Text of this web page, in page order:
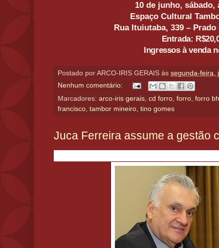
10 de junho, sábado,
Espaço Cultural
Rua Ituiutaba, 339 –
Entrada:
Ingressos à venda
Postado por ARCO-IRIS GERAIS às segunda-feira,
Nenhum comentário:
Marcadores: arco-iris gerais cd forro forro forro bh
francisco tambor mineiro tino gomes
Juca Ferreira assume a gestão